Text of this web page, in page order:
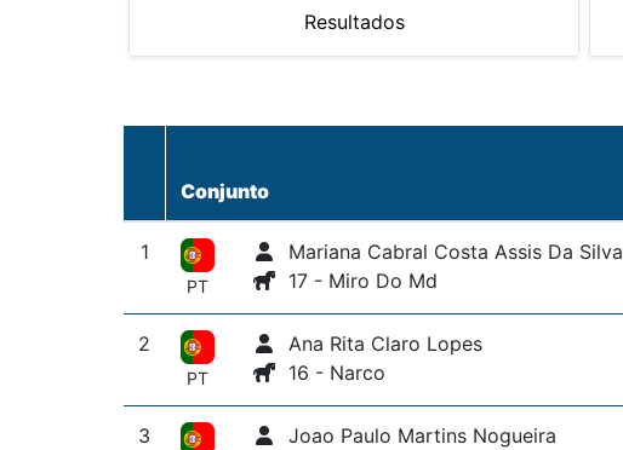
Resultados
Conjunto
1
PT
Mariana Cabral Costa Assis Da Silva
17 - Miro Do Md
2
PT
Ana Rita Claro Lopes
16 - Narco
3
Joao Paulo Martins Nogueira